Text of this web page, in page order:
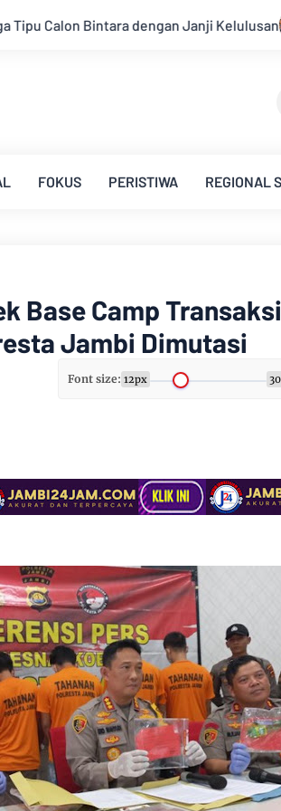
Konsisten Alirkan
FOKUS PERISTIWA REGIONAL
Base Camp
Jambi Dimutasi
Font size: 12px